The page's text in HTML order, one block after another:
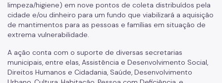
limpeza/higiene) em nove pontos de coleta distribuídos pela
cidade e/ou dinheiro para um fundo que viabilizará a aquisição
de mantimentos para as pessoas e famílias em situação de
extrema vulnerabilidade.
A ação conta com o suporte de diversas secretarias
municipais, entre elas, Assistência e Desenvolvimento Social,
Direitos Humanos e Cidadania, Saúde, Desenvolvimento